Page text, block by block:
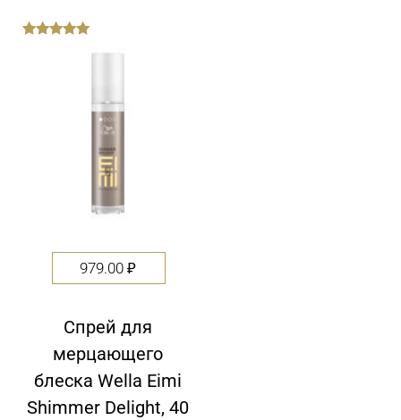
979.00₽
Спрей для
мерцающего
блеска Wella Eimi
Shimmer Delight, 40